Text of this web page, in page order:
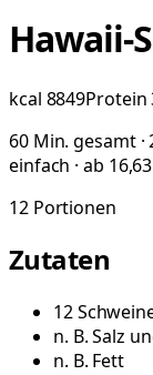
Hawaii-
kcal 8849Protein
60 Min. gesamt
einfach · ab
12 Portionen
Zutaten
12
n. B.Salz
n. B. Fett